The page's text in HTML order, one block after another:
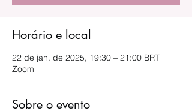
Horário e local
22 de jan. de 2025, 19:30 – 21:00 BRT
Zoom
Sobre o evento